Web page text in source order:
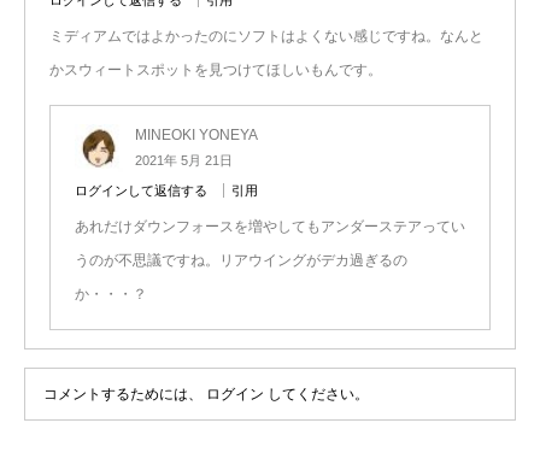
ミディアムではよかったのにソフトはよくない感じですね。なんと
かスウィートスポットを見つけてほしいもんです。
MINEOKI YONEYA
2021年 5月 21日
ログインして返信する 引用
あれだけダウンフォースを増やしてもアンダーステアってい
うのが不思議ですね。リアウイングがデカ過ぎるの
か・・・？
コメントするためには、 ログイン してください。